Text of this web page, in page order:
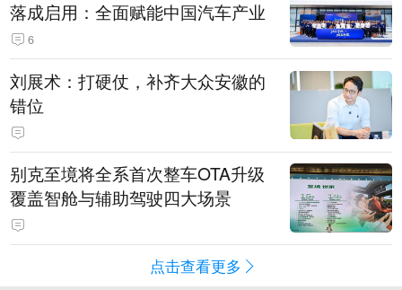
落成启用：全面赋能中国汽车产业
6
刘展术：打硬仗，补齐大众安徽的
错位
别克至境将全系首次整车OTA升级
覆盖智舱与辅助驾驶四大场景
点击查看更多